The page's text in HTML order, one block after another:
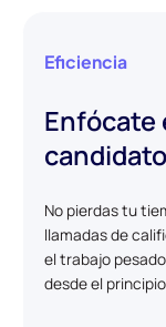
Eficiencia
Enfócate
No pierdas tu
llamadas de
el trabajo
desde el